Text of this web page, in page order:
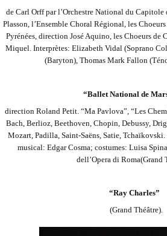
de Carl Orff par l’Orchestre National du
Plasson, l’Ensemble Choral Régional, les
Pyrénées, direction José Aquino, les Choeurs de
Miquel. Interprètes: Elizabeth Vidal (Soprano
(Baryton), Thomas Mark Fallon
“Ballet National de
direction Roland Petit. “Ma Pavlova”, “Les
Bach, Berlioz, Beethoven, Chopin, Debussy,
Mozart, Padilla, Saint-Saëns, Satie,
musical: Edgar Cosma; costumes: Luisa
dell’Opera di Roma(Grand
“Ray Charles”
(Grand Théâtre).